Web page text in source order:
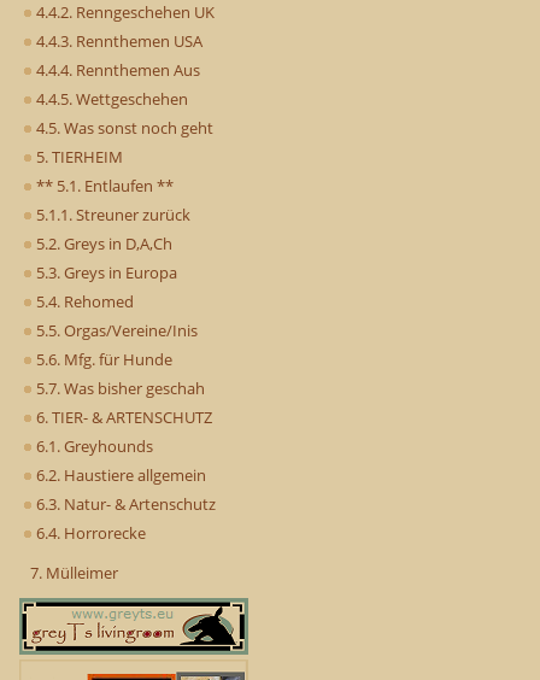
4.4.2. Renngeschehen UK
4.4.3. Rennthemen USA
4.4.4. Rennthemen Aus
4.4.5. Wettgeschehen
4.5. Was sonst noch geht
5. TIERHEIM
** 5.1. Entlaufen **
5.1.1. Streuner zurück
5.2. Greys in D,A,Ch
5.3. Greys in Europa
5.4. Rehomed
5.5. Orgas/Vereine/Inis
5.6. Mfg. für Hunde
5.7. Was bisher geschah
6. TIER- & ARTENSCHUTZ
6.1. Greyhounds
6.2. Haustiere allgemein
6.3. Natur- & Artenschutz
6.4. Horrorecke
7. Mülleimer